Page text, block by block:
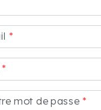
*
*
mot de passe *